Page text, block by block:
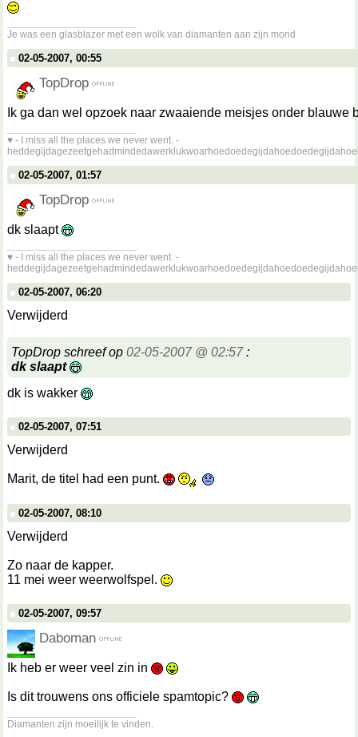
Je was een glasblazer met een wolk van diamanten aan zijn mond
02-05-2007, 00:55
TopDrop
Ik ga dan wel opzoek naar zwaaiende meisjes onder blauwe
♥ - I miss all the places we never went. -
02-05-2007, 01:57
TopDrop
dk slaapt
♥ - I miss all the places we never went. -
02-05-2007, 06:20
Verwijderd
TopDrop schreef op 02-05-2007 @ 02:57:
dk slaapt
dk is wakker
02-05-2007, 07:51
Verwijderd
Marit, de titel had een punt.
02-05-2007, 08:10
Verwijderd
Zo naar de kapper.
11 mei weer weerwolfspel.
02-05-2007, 09:57
Daboman
Ik heb er weer veel zin in
Is dit trouwens ons officiele spamtopic?
Diamanten zijn moeilijk te vinden.